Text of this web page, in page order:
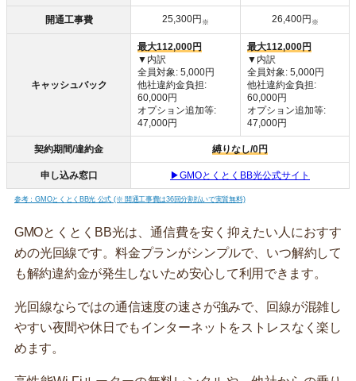
開通工事費 25,300円 ※ 26,400円 ※
キャッシュバック
最大112,000円
▼内訳
全員対象: 5,000円
他社違約金負担:
60,000円
オプション追加等:
47,000円
最大112,000円
▼内訳
全員対象: 5,000円
他社違約金負担:
60,000円
オプション追加等:
47,000円
契約期間/違約金 縛りなし/0円
申し込み窓口 ▶GMOとくとくBB光公式サイト
参考：GMOとくとくBB光 公式 (※ 開通工事費は36回分割払いで実質無料)
GMOとくとくBB光は、通信費を安く抑えたい人におすす
めの光回線です。料金プランがシンプルで、いつ解約して
も解約違約金が発生しないため安心して利用できます。
光回線ならではの通信速度の速さが強みで、回線が混雑し
やすい夜間や休日でもインターネットをストレスなく楽し
めます。